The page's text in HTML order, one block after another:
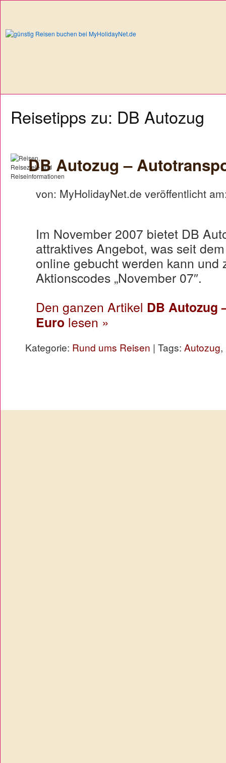
Reisetipps zu: DB Autozug
DB Autozug –
von: MyHolidayNet.de veröffentlicht
Im November 2007 bietet DB
attraktives Angebot, was seit
online gebucht werden kann und
Aktionscodes „November 07″.
Den ganzen Artikel DB Autozug
Euro lesen »
Kategorie: Rund ums Reisen | Tags: Autozug,